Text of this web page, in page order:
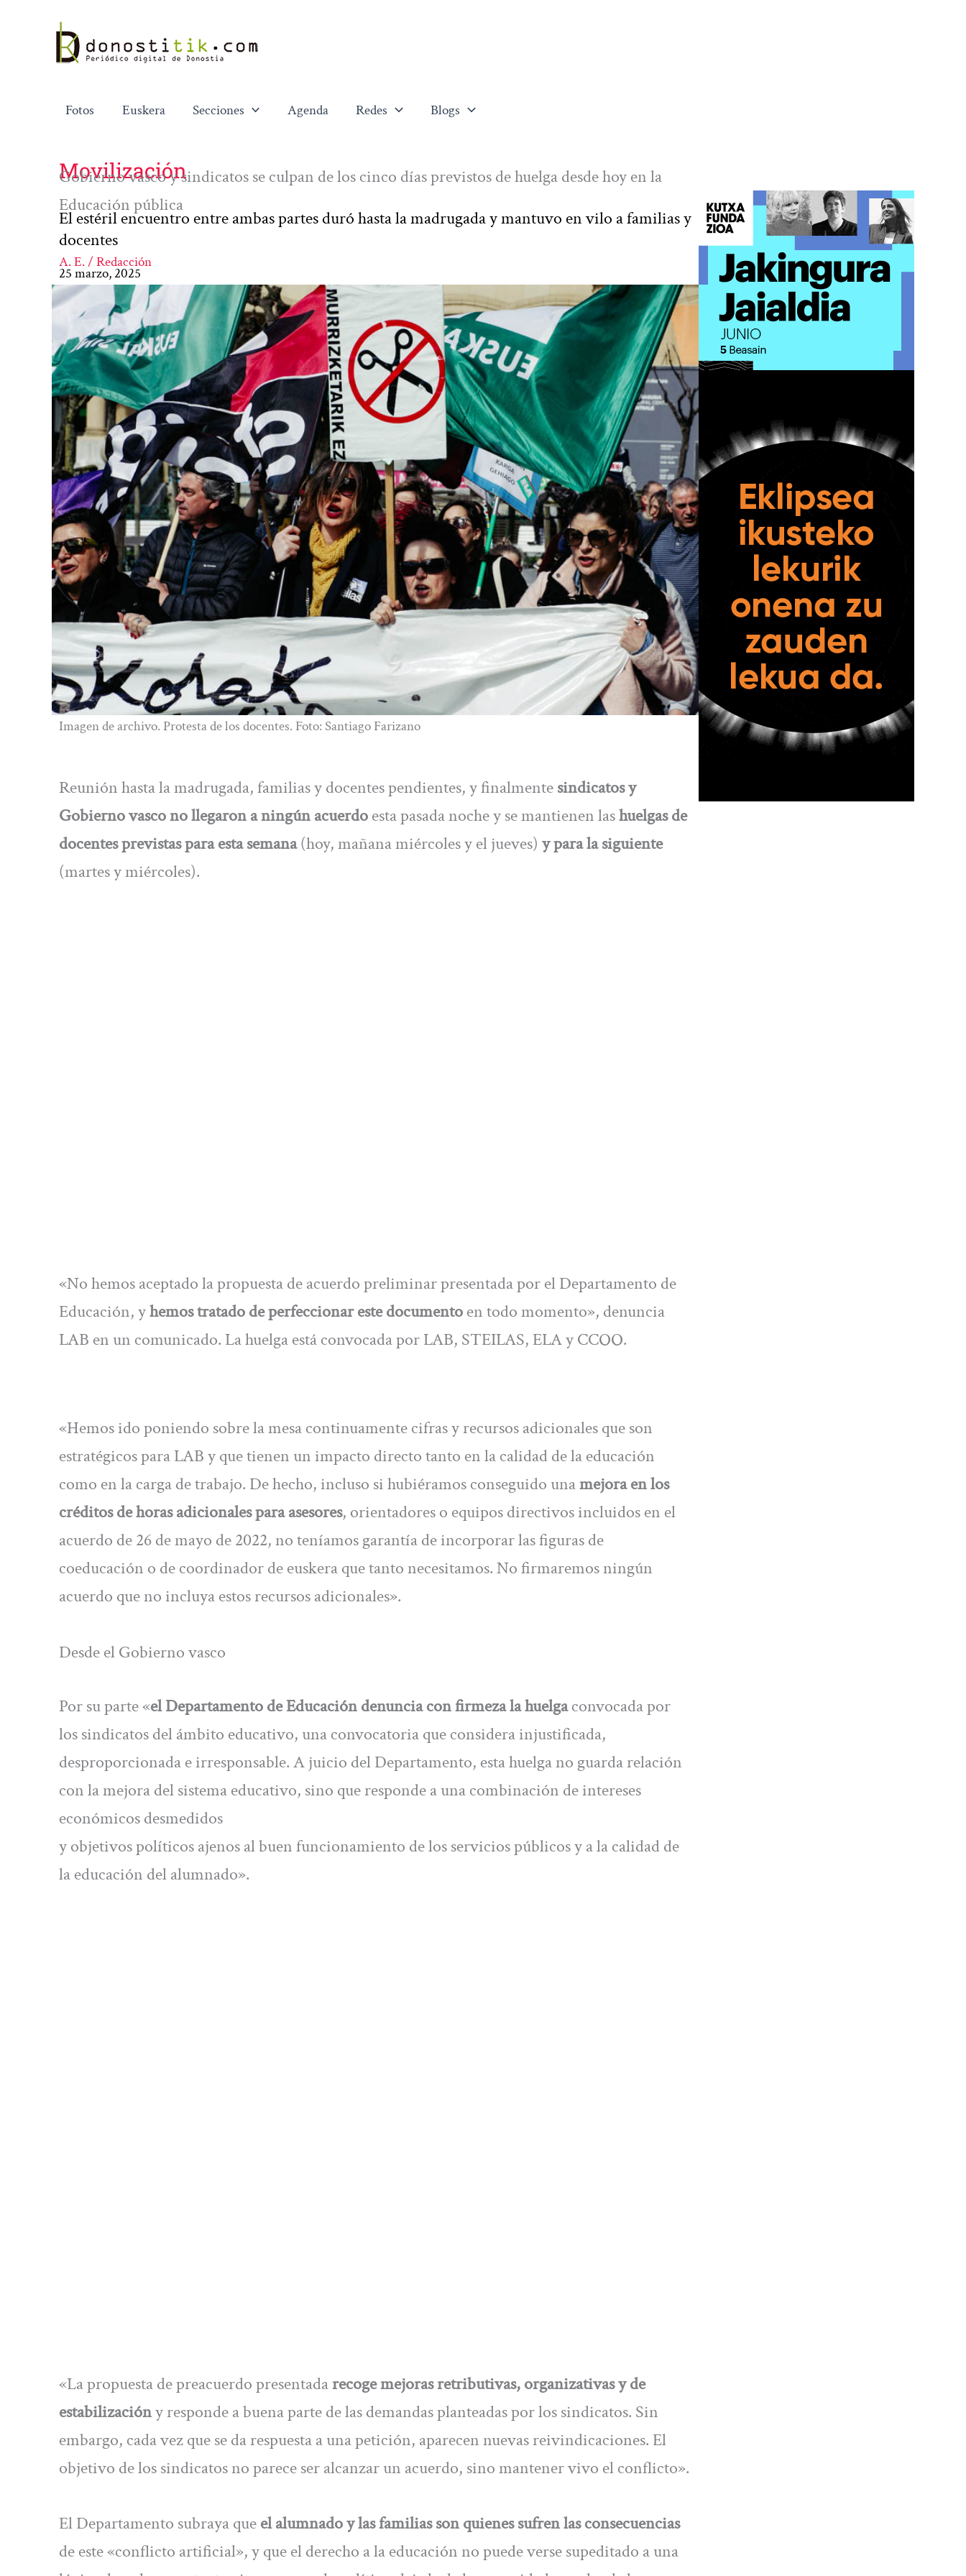
contenido
Fotos Euskera Secciones Agenda Redes Blogs
Movilización
Gobierno vasco y sindicatos se culpan de los cinco días previstos de huelga desde hoy en la
Educación pública
El estéril encuentro entre ambas partes duró hasta la madrugada y mantuvo en vilo a familias y
docentes
A. E. / Redacción
25 marzo, 2025
Imagen de archivo. Protesta de los docentes. Foto: Santiago Farizano
Reunión hasta la madrugada, familias y docentes pendientes, y finalmentesindicatos y
Gobierno vasco no llegaron a ningún acuerdoesta pasada noche y se mantienen lashuelgas de
docentes previstas para esta semana(hoy, mañana miércoles y el jueves) y para la siguiente
(martes y miércoles).
«No hemos aceptado la propuesta de acuerdo preliminar presentada por el Departamento de
Educación, yhemos tratado de perfeccionar este documentoen todo momento», denuncia
LAB en un comunicado. La huelga está convocada por LAB, STEILAS, ELA y CCOO.
«Hemos ido poniendo sobre la mesa continuamente cifras y recursos adicionales que son
estratégicos para LAB y que tienen un impacto directo tanto en la calidad de la educación
como en la carga de trabajo. De hecho, incluso si hubiéramos conseguido unamejora en los
créditos de horas adicionales para asesores, orientadores o equipos directivos incluidos en el
acuerdo de 26 de mayo de 2022, no teníamos garantía de incorporar las figuras de
coeducación o de coordinador de euskera que tanto necesitamos. No firmaremos ningún
acuerdo que no incluya estos recursos adicionales».
Desde el Gobierno vasco
Por su parte «el Departamento de Educación denuncia con firmeza la huelgaconvocada por
los sindicatos del ámbito educativo, una convocatoria que considera injustificada,
desproporcionada e irresponsable. A juicio del Departamento, esta huelga no guarda relación
con la mejora del sistema educativo, sino que responde a una combinación de intereses
económicos desmedidos
y objetivos políticos ajenos al buen funcionamiento de los servicios públicos y a la calidad de
la educación del alumnado».
«La propuesta de preacuerdo presentadarecoge mejoras retributivas, organizativas y de
estabilizacióny responde a buena parte de las demandas planteadas por los sindicatos. Sin
embargo, cada vez que se da respuesta a una petición, aparecen nuevas reivindicaciones. El
objetivo de los sindicatos no parece ser alcanzar un acuerdo, sino mantener vivo el conflicto».
El Departamento subraya queel alumnado y las familias son quienes sufren las consecuencias
de este «conflicto artificial», y que el derecho a la educación no puede verse supeditado a una